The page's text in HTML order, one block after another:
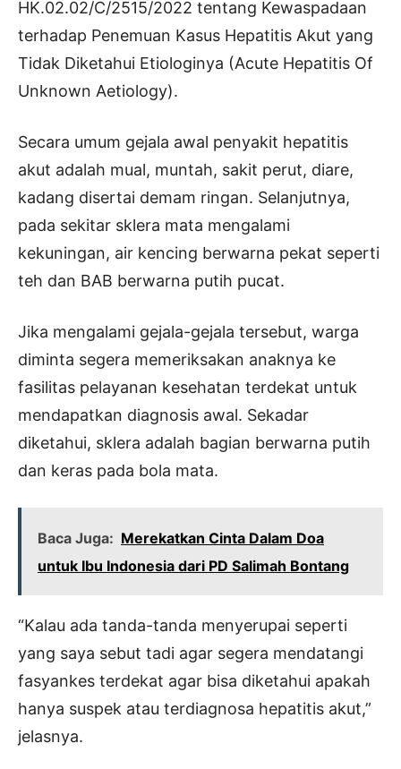
HK.02.02/C/2515/2022 tentang Kewaspadaan
terhadap Penemuan Kasus Hepatitis Akut yang
Tidak Diketahui Etiologinya (Acute Hepatitis Of
Unknown Aetiology).
Secara umum gejala awal penyakit hepatitis
akut adalah mual, muntah, sakit perut, diare,
kadang disertai demam ringan. Selanjutnya,
pada sekitar sklera mata mengalami
kekuningan, air kencing berwarna pekat seperti
teh dan BAB berwarna putih pucat.
Jika mengalami gejala-gejala tersebut, warga
diminta segera memeriksakan anaknya ke
fasilitas pelayanan kesehatan terdekat untuk
mendapatkan diagnosis awal. Sekadar
diketahui, sklera adalah bagian berwarna putih
dan keras pada bola mata.
Baca Juga: Merekatkan Cinta Dalam Doa
untuk Ibu Indonesia dari PD Salimah Bontang
“Kalau ada tanda-tanda menyerupai seperti
yang saya sebut tadi agar segera mendatangi
fasyankes terdekat agar bisa diketahui apakah
hanya suspek atau terdiagnosa hepatitis akut,”
jelasnya.